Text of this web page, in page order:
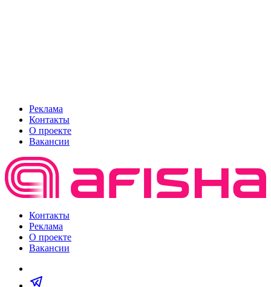
Реклама
Контакты
О проекте
Вакансии
Контакты
Реклама
О проекте
Вакансии